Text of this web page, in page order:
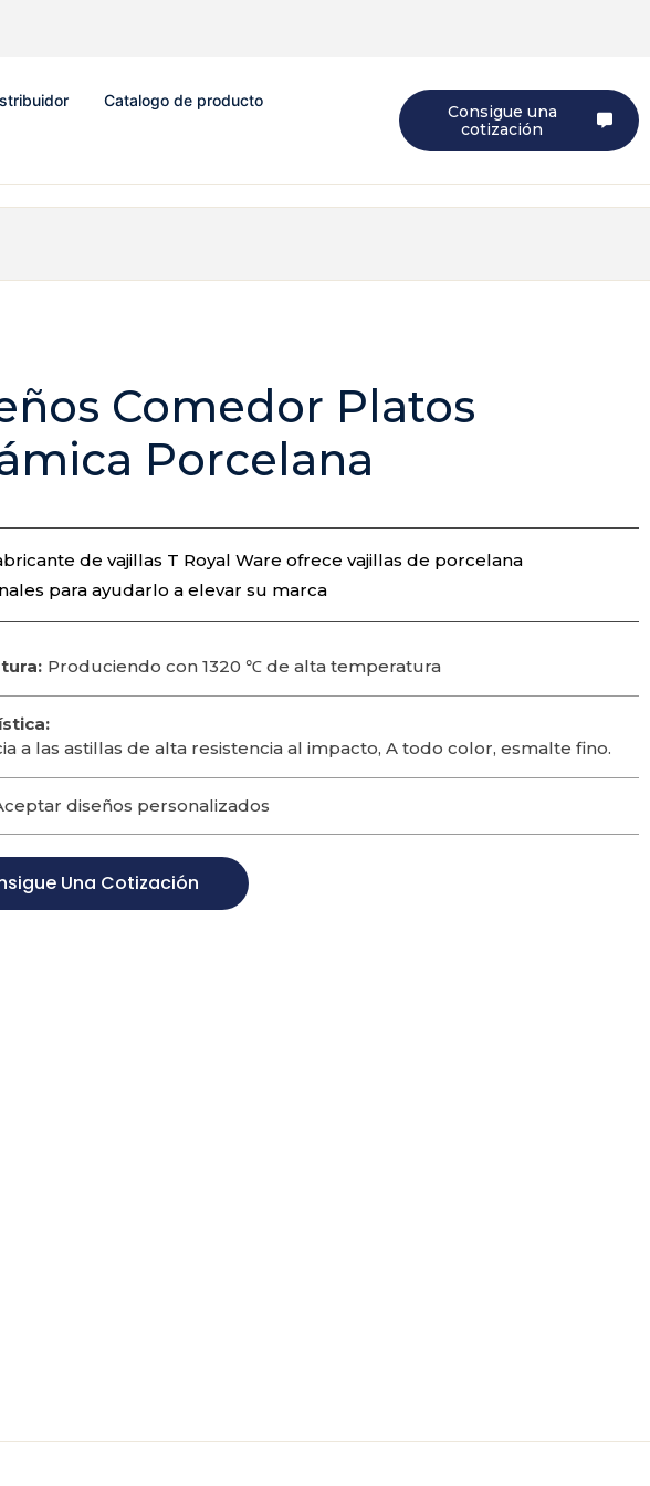
Catalogo de producto
Consigue una
cotización
Comedor Platos
Porcelana
de vajillas T Royal Ware ofrece vajillas de porcelana
para ayudarlo a elevar su marca
Produciendo con 1320 ℃ de alta temperatura
a las astillas de alta resistencia al impacto, A todo color, esmalte fino.
diseños personalizados
Una Cotización